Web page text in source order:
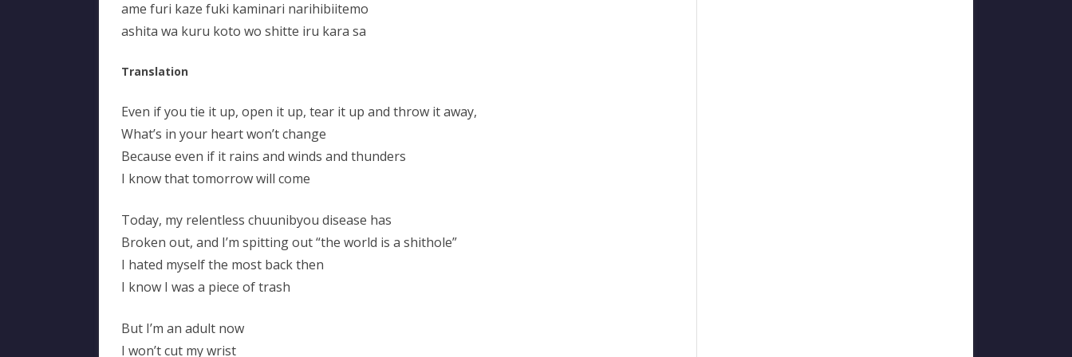
ame furi kaze fuki kaminari narihibiitemo
ashita wa kuru koto wo shitte iru kara sa
Translation
Even if you tie it up, open it up, tear it up and throw it away,
What’s in your heart won’t change
Because even if it rains and winds and thunders
I know that tomorrow will come
Today, my relentless chuunibyou disease has
Broken out, and I’m spitting out “the world is a shithole”
I hated myself the most back then
I know I was a piece of trash
But I’m an adult now
I won’t cut my wrist